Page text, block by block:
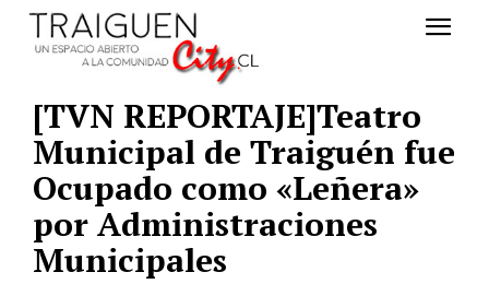
[TVN REPORTAJE]Teatro
Municipal de Traiguén fue
Ocupado como «Leñera»
por Administraciones
Municipales